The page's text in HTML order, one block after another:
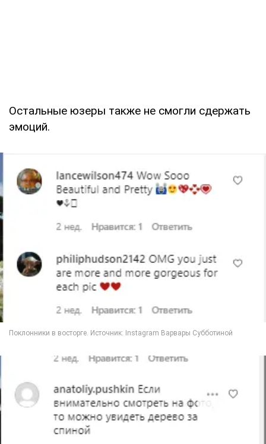
Остальные юзеры также не смогли сдержать
эмоций.